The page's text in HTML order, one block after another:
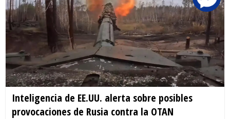
Inteligencia de EE.UU. alerta sobre posibles
provocaciones de Rusia contra la OTAN